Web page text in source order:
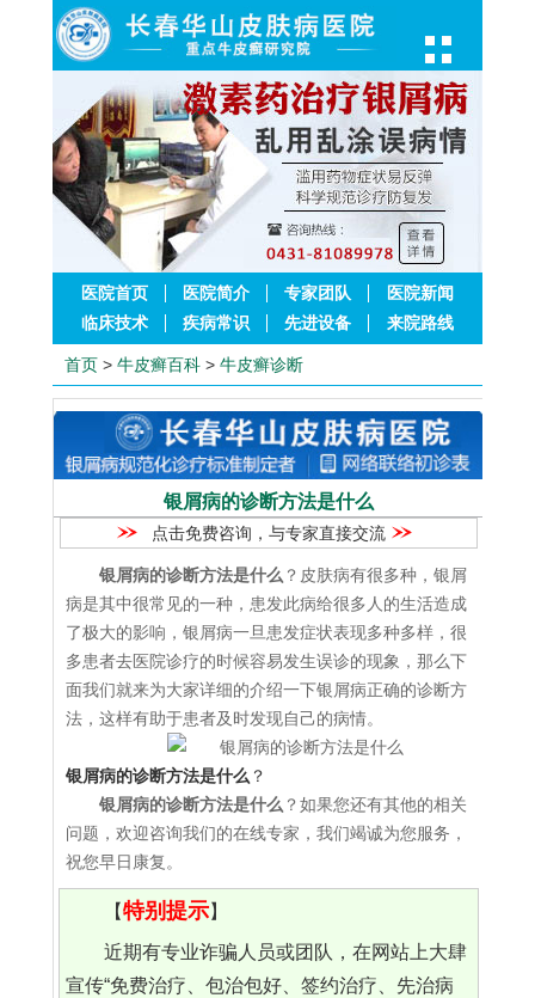
医院首页 医院简介 专家团队
医院新闻
临床技术
疾病常识 先进设备 来院路线
首页 > 牛皮癣百科 > 牛皮癣诊断
银屑病的诊断方法是什么
点击免费咨询，与专家直接交流
银屑病的诊断方法是什么 ？皮肤病有很多种，银屑
病是其中很常见的一种，患发此病给很多人的生活造成
了极大的影响，银屑病一旦患发症状表现多种多样，很
多患者去医院诊疗的时候容易发生误诊的现象，那么下
面我们就来为大家详细的介绍一下银屑病正确的诊断方
法，这样有助于患者及时发现自己的病情。
银屑病的诊断方法是什么 ？
银屑病的诊断方法是什么 ？如果您还有其他的相关
问题，欢迎咨询我们的在线专家，我们竭诚为您服务，
祝您早日康复。
【特别提示】
近期有专业诈骗人员或团队，在网站上大肆
宣传“免费治疗、包治包好、签约治疗、先治病